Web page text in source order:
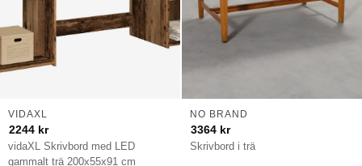
vidaXL Skrivbord med LED
gammalt trä 200x55x91 cm
VIDAXL
2244 kr
Skrivbord i trä
NO BRAND
3364 kr